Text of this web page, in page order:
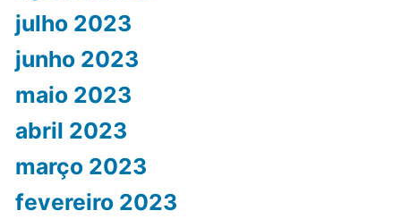
julho 2023
junho 2023
maio 2023
abril 2023
março 2023
fevereiro 2023